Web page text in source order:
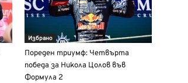
Избрано
Пореден триумф: Четвърта
победа за Никола Цолов във
Формула 2